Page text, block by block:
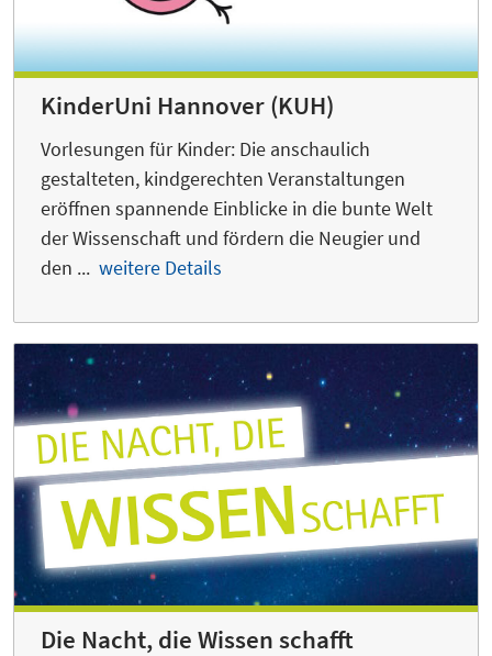
KinderUni Hannover (KUH)
Vorlesungen für Kinder: Die anschaulich
gestalteten, kindgerechten Veranstaltungen
eröffnen spannende Einblicke in die bunte Welt
der Wissenschaft und fördern die Neugier und
den ... weitere Details
Die Nacht, die Wissen schafft